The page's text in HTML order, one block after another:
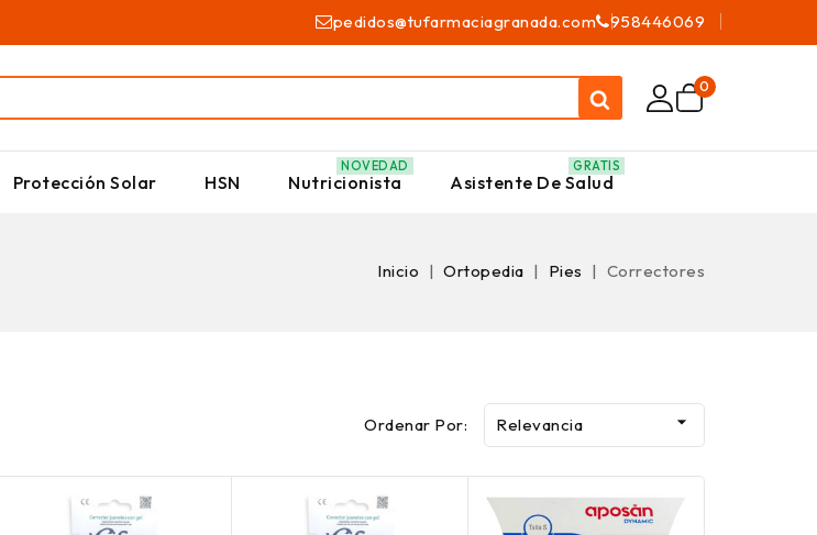
pedidos@tufarmaciagranada.com 958446069
0
Protección Solar HSN Nutricionista
NOVEDAD
Asistente De Salud
GRATIS
Inicio Ortopedia Pies Correctores
Ordenar Por: Relevancia 